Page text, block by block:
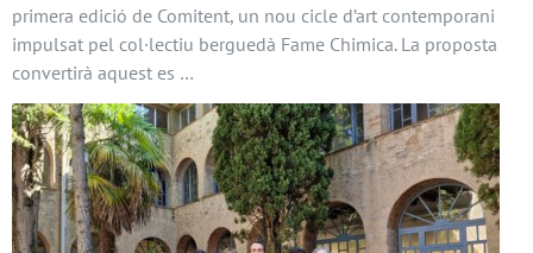
primera edició de Comitent, un nou cicle d’art contemporani
impulsat pel col·lectiu berguedà Fame Chimica. La proposta
convertirà aquest es …